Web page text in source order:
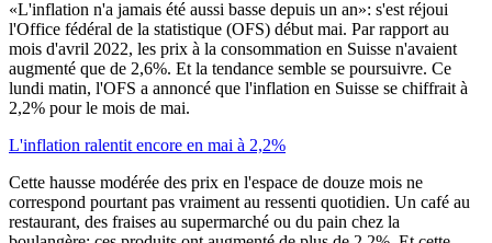
«L'inflation n'a jamais été aussi basse depuis un an»: s'est réjoui
l'Office fédéral de la statistique (OFS) début mai. Par rapport au
mois d'avril 2022, les prix à la consommation en Suisse n'avaient
augmenté que de 2,6%. Et la tendance semble se poursuivre. Ce
lundi matin, l'OFS a annoncé que l'inflation en Suisse se chiffrait à
2,2% pour le mois de mai.
L'inflation ralentit encore en mai à 2,2%
Cette hausse modérée des prix en l'espace de douze mois ne
correspond pourtant pas vraiment au ressenti quotidien. Un café au
restaurant, des fraises au supermarché ou du pain chez la